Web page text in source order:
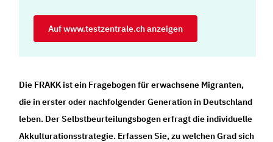
Auf www.testzentrale.ch anzeigen
Die FRAKK ist ein Fragebogen für erwachsene Migranten,
die in erster oder nachfolgender Generation in Deutschland
leben. Der Selbstbeurteilungsbogen erfragt die individuelle
Akkulturationsstrategie. Erfassen Sie, zu welchen Grad sich